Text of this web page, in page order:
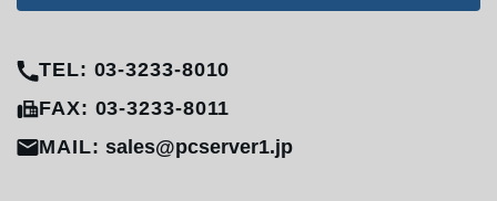
TEL: 03-3233-8010
FAX: 03-3233-8011
MAIL:sales@pcserver1.jp